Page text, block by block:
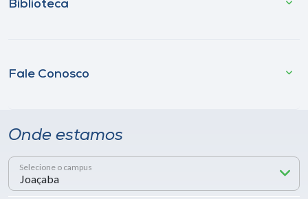
Biblioteca
Fale Conosco
Onde estamos
Selecione o campus